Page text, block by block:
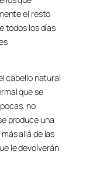
el resto
todos los días
cabello natural
que se
no
produce una
allá de las
le devolverán